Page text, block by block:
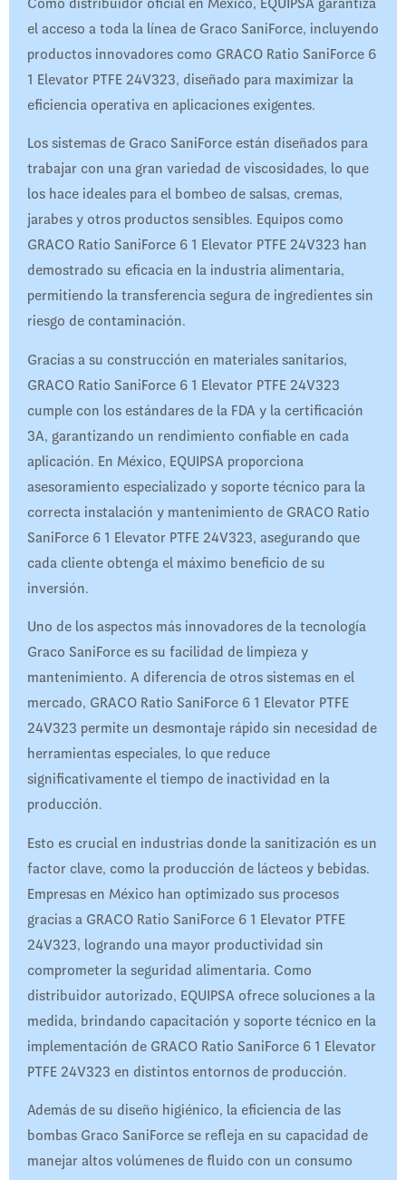
Como distribuidor oficial en México, EQUIPSA garantiza
el acceso a toda la línea de Graco SaniForce, incluyendo
productos innovadores como GRACO Ratio SaniForce 6
1 Elevator PTFE 24V323, diseñado para maximizar la
eficiencia operativa en aplicaciones exigentes.
Los sistemas de Graco SaniForce están diseñados para
trabajar con una gran variedad de viscosidades, lo que
los hace ideales para el bombeo de salsas, cremas,
jarabes y otros productos sensibles. Equipos como
GRACO Ratio SaniForce 6 1 Elevator PTFE 24V323 han
demostrado su eficacia en la industria alimentaria,
permitiendo la transferencia segura de ingredientes sin
riesgo de contaminación.
Gracias a su construcción en materiales sanitarios,
GRACO Ratio SaniForce 6 1 Elevator PTFE 24V323
cumple con los estándares de la FDA y la certificación
3A, garantizando un rendimiento confiable en cada
aplicación. En México, EQUIPSA proporciona
asesoramiento especializado y soporte técnico para la
correcta instalación y mantenimiento de GRACO Ratio
SaniForce 6 1 Elevator PTFE 24V323, asegurando que
cada cliente obtenga el máximo beneficio de su
inversión.
Uno de los aspectos más innovadores de la tecnología
Graco SaniForce es su facilidad de limpieza y
mantenimiento. A diferencia de otros sistemas en el
mercado, GRACO Ratio SaniForce 6 1 Elevator PTFE
24V323 permite un desmontaje rápido sin necesidad de
herramientas especiales, lo que reduce
significativamente el tiempo de inactividad en la
producción.
Esto es crucial en industrias donde la sanitización es un
factor clave, como la producción de lácteos y bebidas.
Empresas en México han optimizado sus procesos
gracias a GRACO Ratio SaniForce 6 1 Elevator PTFE
24V323, logrando una mayor productividad sin
comprometer la seguridad alimentaria. Como
distribuidor autorizado, EQUIPSA ofrece soluciones a la
medida, brindando capacitación y soporte técnico en la
implementación de GRACO Ratio SaniForce 6 1 Elevator
PTFE 24V323 en distintos entornos de producción.
Además de su diseño higiénico, la eficiencia de las
bombas Graco SaniForce se refleja en su capacidad de
manejar altos volúmenes de fluido con un consumo